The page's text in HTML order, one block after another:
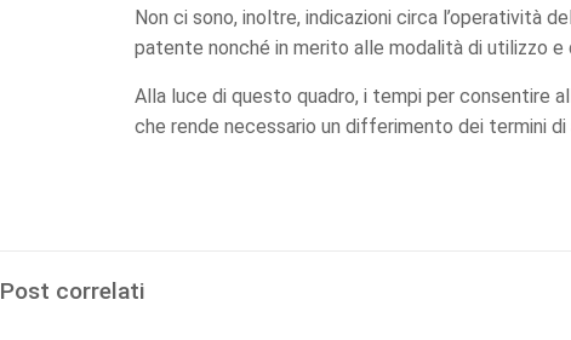
Non ci sono, inoltre, indicazioni circa l’operatività
patente nonché in merito alle modalità di utilizzo
Alla luce di questo quadro, i tempi per consentire
che rende necessario un differimento dei termini
Post correlati